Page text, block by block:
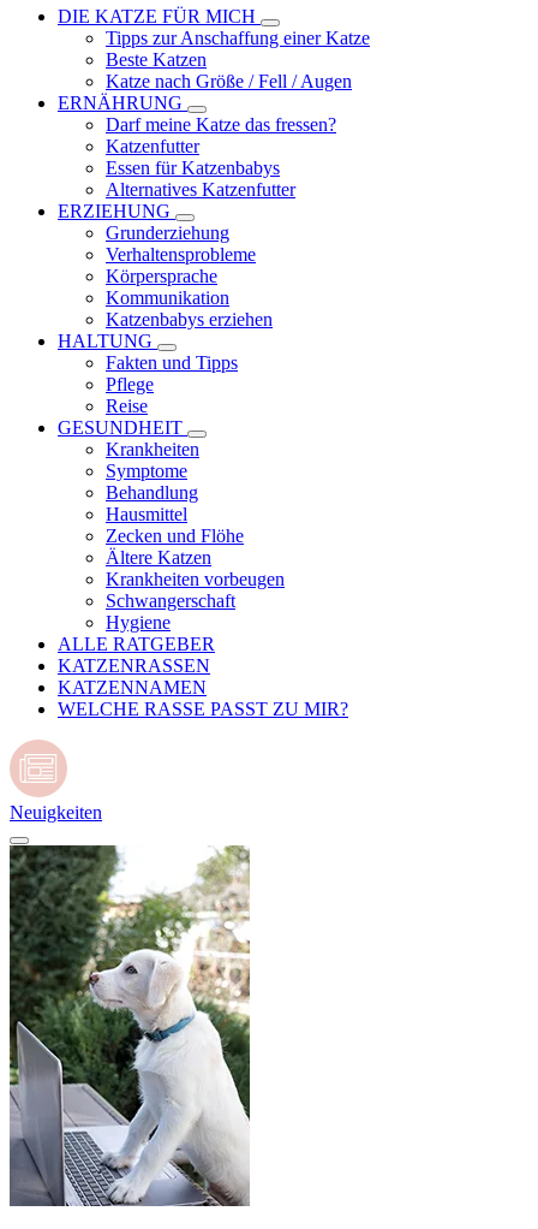
DIE KATZE FÜR MICH
Tipps zur Anschaffung einer Katze
Beste Katzen
Katze nach Größe / Fell / Augen
ERNÄHRUNG
Darf meine Katze das fressen?
Katzenfutter
Essen für Katzenbabys
Alternatives Katzenfutter
ERZIEHUNG
Grunderziehung
Verhaltensprobleme
Körpersprache
Kommunikation
Katzenbabys erziehen
HALTUNG
Fakten und Tipps
Pflege
Reise
GESUNDHEIT
Krankheiten
Symptome
Behandlung
Hausmittel
Zecken und Flöhe
Ältere Katzen
Krankheiten vorbeugen
Schwangerschaft
Hygiene
ALLE RATGEBER
KATZENRASSEN
KATZENNAMEN
WELCHE RASSE PASST ZU MIR?
Neuigkeiten